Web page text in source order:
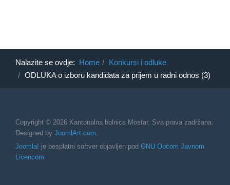
Nalazite se ovdje: Home
Konkursi i odluke
ODLUKA o izboru kandidata za prijem u radni odnos (3)
Copyright © 2026 Kantonalna bolnica Mostar. Sva prava zadržana.
Designed by JoomlArt.com
Joomla! je besplatni softver objavljen pod GNU Općom Javnom
Licencom.